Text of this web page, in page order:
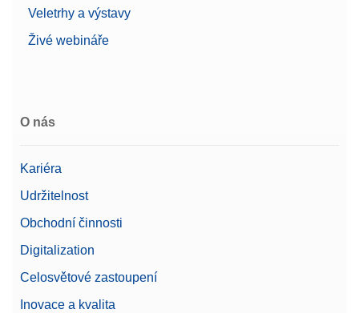
Veletrhy a výstavy
Živé webináře
O nás
Kariéra
Udržitelnost
Obchodní činnosti
Digitalization
Celosvětové zastoupení
Inovace a kvalita